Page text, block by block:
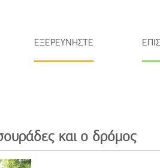
ΕΞΕΡΕΥΝΗΣΤΕ
και ο δρόμος